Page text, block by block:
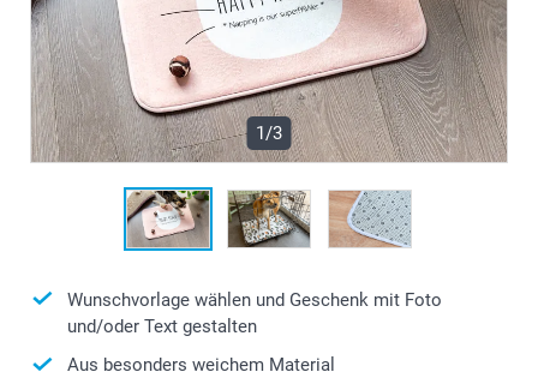
1/3
Wunschvorlage wählen und Geschenk mit Foto
und/oder Text gestalten
Aus besonders weichem Material